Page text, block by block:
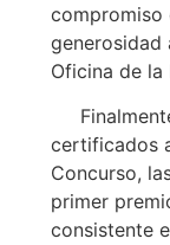
compromiso
generosidad
Oficina de la
certificados
Concurso,
primer
consistente